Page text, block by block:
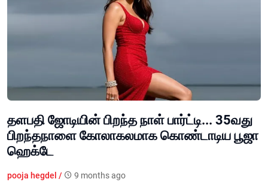
தளபதி ஜோடியின் பிறந்த நாள் பார்ட்டி... 35வது
பிறந்தநாளை கோலாகலமாக கொண்டாடிய பூஜா
ஹெக்டே
pooja hegdel / 9 months ago